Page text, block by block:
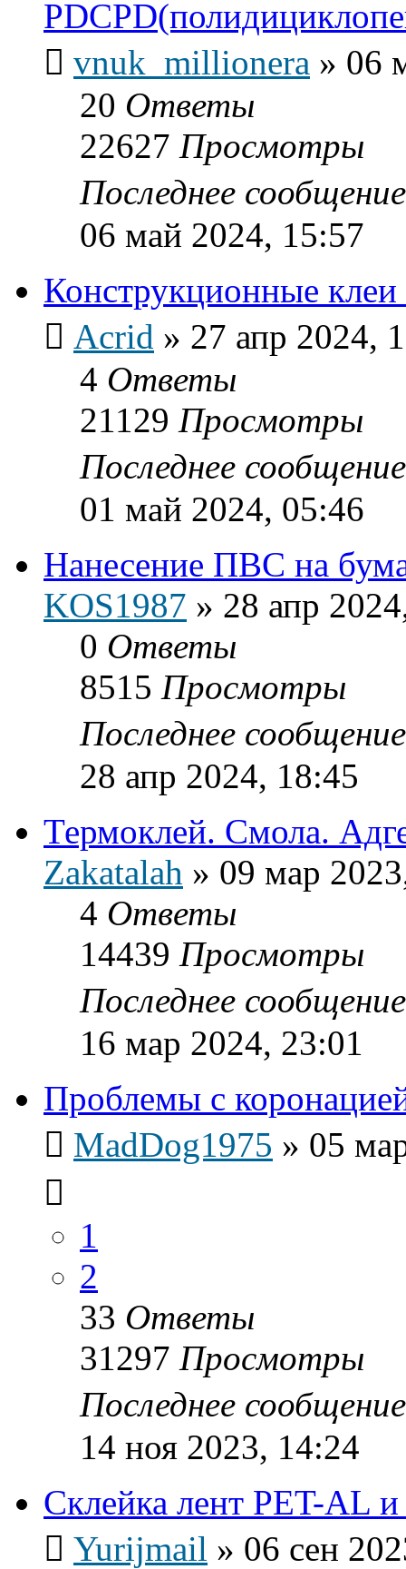
vnuk_millionera » 06
20 Ответы
22627 Просмотры
Последнее
06 май 2024, 15:57
Конструкционные
Acrid » 27 апр 2024,
4 Ответы
21129 Просмотры
Последнее
01 май 2024, 05:46
Нанесение ПВС на
KOS1987 » 28 апр
0 Ответы
8515 Просмотры
Последнее
28 апр 2024, 18:45
Термоклей. Смола.
Zakatalah » 09 мар
4 Ответы
14439 Просмотры
Последнее
16 мар 2024, 23:01
Проблемы с
MadDog1975 » 05
1
2
33 Ответы
31297 Просмотры
Последнее
14 ноя 2023, 14:24
Склейка лент PET-AL
Yurijmail » 06 сен